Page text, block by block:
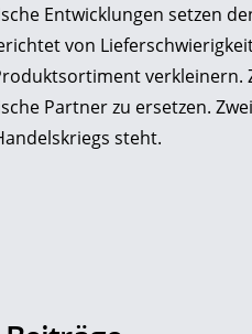
Entwicklungen setzen
von
verkleinern.
Partner zu ersetzen.
steht.